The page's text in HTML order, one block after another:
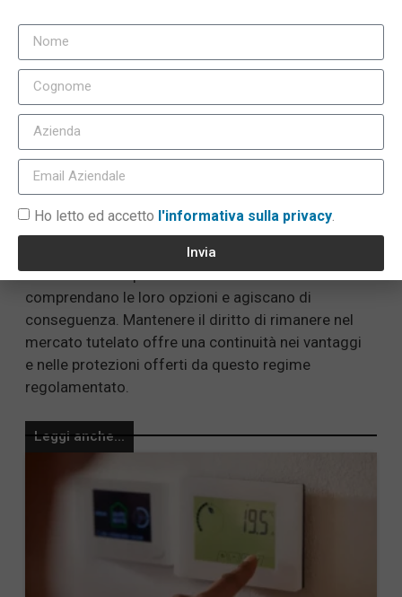
compilazione di un’apposita autocertificazione,
che deve essere firmata dall’intestatario della
bolletta. Questo documento elencherà i requisiti
che danno diritto a rimanere nel mercato tutelato
e deve essere inviato al fornitore di energia. Dopo
le dovute verifiche, il fornitore darà il via libera al
mantenimento del servizio di maggior tutela.
In conclusione, mentre ci prepariamo al passaggio
dell’energia, è essenziale che coloro che
soddisfano i requisiti di vulnerabilità
comprendano le loro opzioni e agiscano di
conseguenza. Mantenere il diritto di rimanere nel
mercato tutelato offre una continuità nei vantaggi
e nelle protezioni offerti da questo regime
regolamentato.
Leggi anche...
Ho letto ed accetto l'informativa sulla privacy
Invia